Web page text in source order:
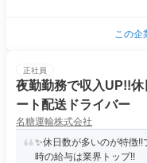
この企
正社員
夜勤勤務で収入UP!!
ート配送ドライバー
名糖運輸株式会社
✨休日数が多いのが特徴
時の給与は業界トップ!!